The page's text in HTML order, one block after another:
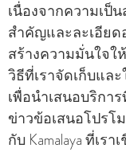
เนื่องจากความเป็
สําคัญและละเอียด
สร้างความมั่นใจ
วิธีที่เราจัดเก็บแล
เพื่อนําเสนอบริกา
ข่าวข้อเสนอโปรโ
กับ Kamalaya ที่เร